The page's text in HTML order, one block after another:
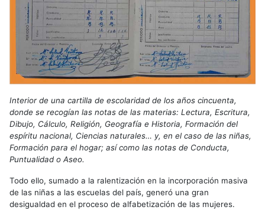
Interior de una cartilla de escolaridad de los años cincuenta,
donde se recogían las notas de las materias: Lectura, Escritura,
Dibujo, Cálculo, Religión, Geografía e Historia, Formación del
espíritu nacional, Ciencias naturales… y, en el caso de las niñas,
Formación para el hogar; así como las notas de Conducta,
Puntualidad o Aseo.
Todo ello, sumado a la ralentización en la incorporación masiva
de las niñas a las escuelas del país, generó una gran
desigualdad en el proceso de alfabetización de las mujeres.